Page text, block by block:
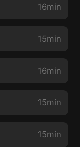
16min
15min
16min
15min
15min